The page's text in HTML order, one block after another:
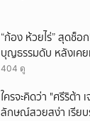
“ก้อง ห้วยไร่” สุดช็อ
บุญธรรมดับ หลังเค
404 ดู
ใครจะคิดว่า "ศรีริต้า
ลักษณ์สวยสง่า เรียบร้